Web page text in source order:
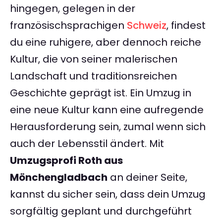
hingegen, gelegen in der
französischsprachigen Schweiz, findest
du eine ruhigere, aber dennoch reiche
Kultur, die von seiner malerischen
Landschaft und traditionsreichen
Geschichte geprägt ist. Ein Umzug in
eine neue Kultur kann eine aufregende
Herausforderung sein, zumal wenn sich
auch der Lebensstil ändert. Mit
Umzugsprofi Roth aus
Mönchengladbach an deiner Seite,
kannst du sicher sein, dass dein Umzug
sorgfältig geplant und durchgeführt